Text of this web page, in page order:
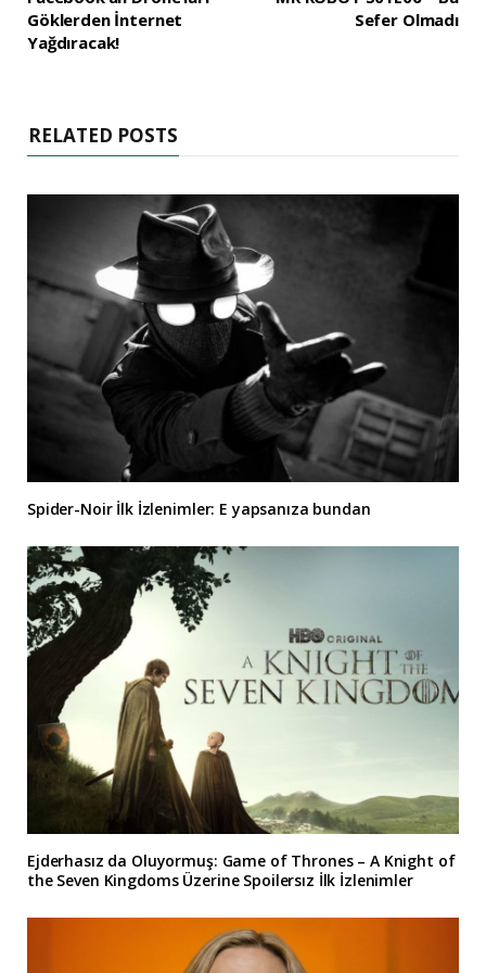
Göklerden İnternet
Yağdıracak!
Sefer Olmadı
RELATED POSTS
Spider-Noir İlk İzlenimler: E yapsanıza bundan
Ejderhasız da Oluyormuş: Game of Thrones – A Knight of
the Seven Kingdoms Üzerine Spoilersız İlk İzlenimler